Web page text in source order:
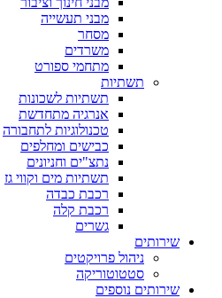
מבני תעשייה
מסחר
משרדים
מתחמי ספורט
תשתיות
תשתיות לשכונות
אנרגיה מתחדשת
טכנולוגיות לתחבורה
כבישים ומחלפים
נתצ"ים וחניונים
תשתיות מים וקווי גז
רכבת כבדה
רכבת קלה
גשרים
שירותים
ניהול פרויקטים
סטטוטוריקה
שירותים נוספים